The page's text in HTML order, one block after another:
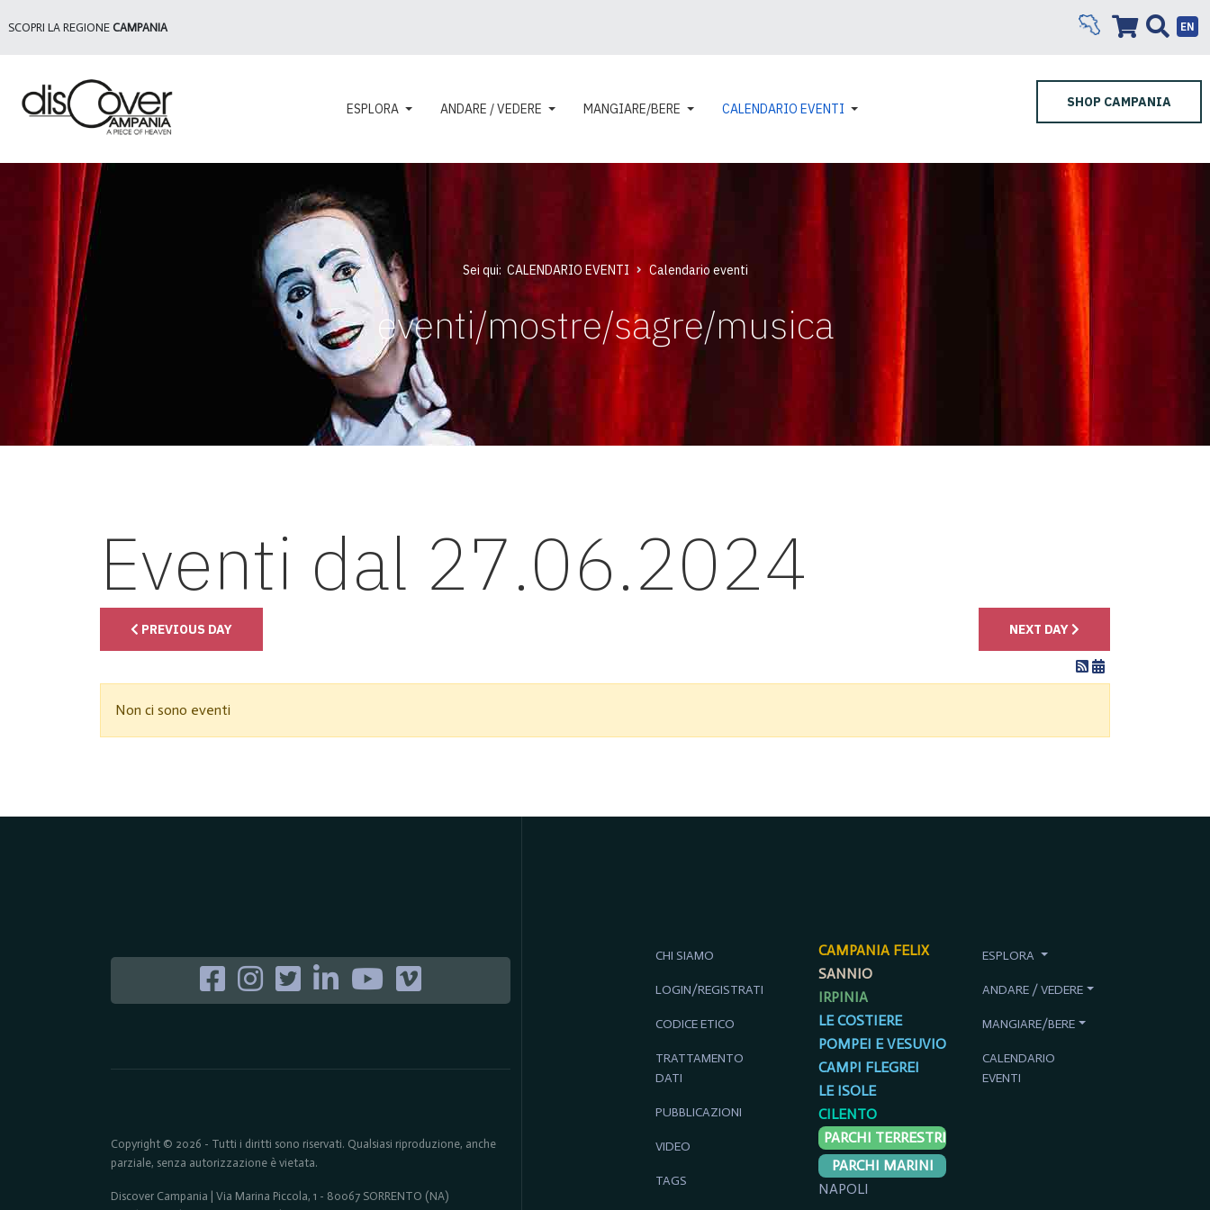
SCOPRI LA REGIONE CAMPANIA EN
ESPLORA ANDARE / VEDERE MANGIARE/BERE CALENDARIO EVENTI SHOP CAMPANIA
Sei qui: CALENDARIO EVENTI Calendario eventi
eventi/mostre/sagre/musica
Eventi dal 27.06.2024
PREVIOUS DAY NEXT DAY
Non ci sono eventi
Copyright © 2026 - Tutti i diritti sono riservati. Qualsiasi riproduzione, anche
parziale, senza autorizzazione è vietata.
Discover Campania | Via Marina Piccola, 1 - 80067 SORRENTO (NA)
CHI SIAMO
LOGIN/REGISTRATI
CODICE ETICO
TRATTAMENTO
DATI
PUBBLICAZIONI
VIDEO
TAGS
CAMPANIA FELIX
SANNIO
IRPINIA
LE COSTIERE
POMPEI E VESUVIO
CAMPI FLEGREI
LE ISOLE
CILENTO
PARCHI TERRESTRI
PARCHI MARINI
NAPOLI
ESPLORA
ANDARE / VEDERE
MANGIARE/BERE
CALENDARIO
EVENTI